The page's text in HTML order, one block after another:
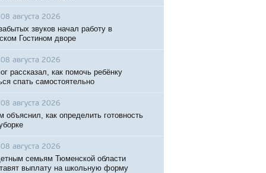
08 августа 2026
звуков начал работу в
Гостином дворе
08 августа 2026
рассказал, как помочь ребёнку
спать самостоятельно
08 августа 2026
объяснил, как определить готовность
08 августа 2026
семьям Тюменской области
выплату на школьную форму